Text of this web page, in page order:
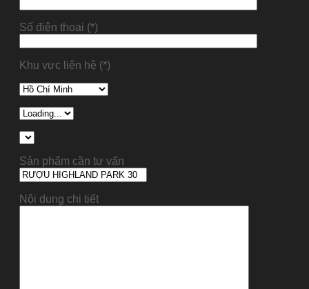
Số điện thoại (*)
Khu vực liên hệ (*)
Sản phẩm cần tư vấn
Nội dung chi tiết